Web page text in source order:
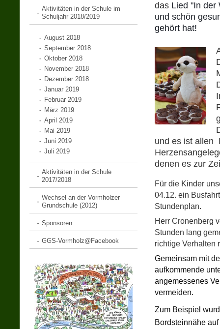
Aktivitäten in der Schule im
Schuljahr 2018/2019
August 2018
September 2018
Oktober 2018
November 2018
Dezember 2018
Januar 2019
Februar 2019
März 2019
April 2019
Mai 2019
Juni 2019
Juli 2019
Aktivitäten in der Schule
2017/2018
Wechsel an der Vormholzer
Grundschule (2012)
Sponsoren
GGS-Vormholz@Facebook
das Lied "In der
und schön
gehört hat!
und es ist allen
denen es zur
Für die Kinder
04.12. ein
Stundenplan.
Herr Cronenberg
Stunden lang
richtige Verhalten
Gemeinsam mit
aufkommende
angemessenes
vermeiden.
Zum Beispiel
Bordsteinnähe